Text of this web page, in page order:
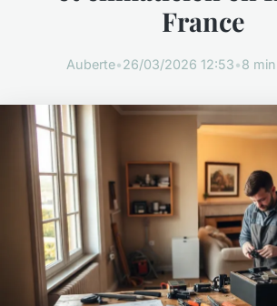
France
Auberte•26/03/2026 12:53•8